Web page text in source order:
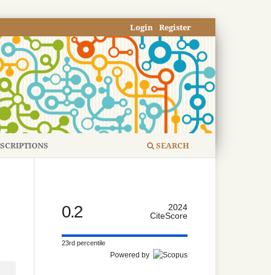
SEARCH
Register
Login
0.2
2024
CiteScore
23rd percentile
Powered by